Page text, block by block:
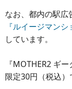
なお、都内の駅広
『ルイージマン
しています。
『MOTHER2 ギ
限定30円（税込）